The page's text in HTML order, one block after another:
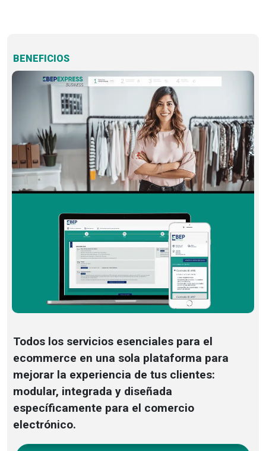
BENEFICIOS
Todos los servicios esenciales para el
ecommerce en una sola plataforma para
mejorar la experiencia de tus clientes:
modular, integrada y diseñada
específicamente para el comercio
electrónico.